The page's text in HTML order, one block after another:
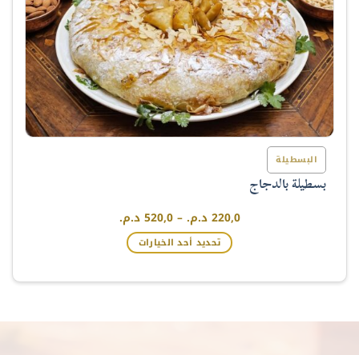
البسطيلة
بسطيلة بالدجاج
220,0 د.م. –
520,0 د.م.نطاق
السعر:
تحديد أحد الخيارات
العديد